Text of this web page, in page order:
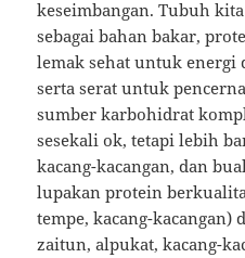
keseimbangan. Tubuh
sebagai bahan bakar,
lemak sehat untuk energi
serta serat untuk
sumber karbohidrat
sesekali ok, tetapi lebih
kacang-kacangan, dan
lupakan protein
tempe, kacang-kacangan)
zaitun, alpukat, kacang-